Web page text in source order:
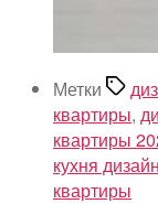
Метки
квартиры,
квартиры
кухня
квартиры